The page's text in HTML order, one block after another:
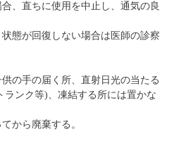
、直ちに使用を中止し、通気の良
態が回復しない場合は医師の診察
の手の届く所、直射日光の当たる
ンク等)、凍結する所には置かな
から廃棄する。